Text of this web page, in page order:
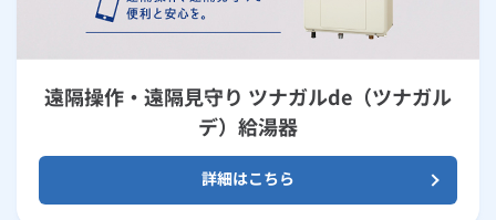
遠隔操作・遠隔見守り ツナガルde（ツナガル
デ）給湯器
詳細はこちら